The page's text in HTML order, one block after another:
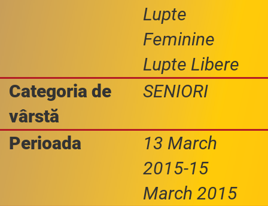
Lupte
Feminine
Lupte Libere
Categoria de
vârstă
SENIORI
Perioada
13 March
2015-15
March 2015